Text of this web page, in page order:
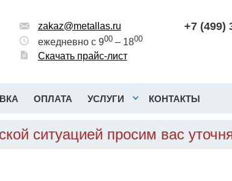
zakaz@metallas.ru
ежедневно с 900– 1800
Скачать прайс-лист
+7 (499)
ОПЛАТА УСЛУГИ КОНТАКТЫ
ситуацией просим вас